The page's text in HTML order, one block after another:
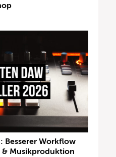
Besserer Workflow
Musikproduktion